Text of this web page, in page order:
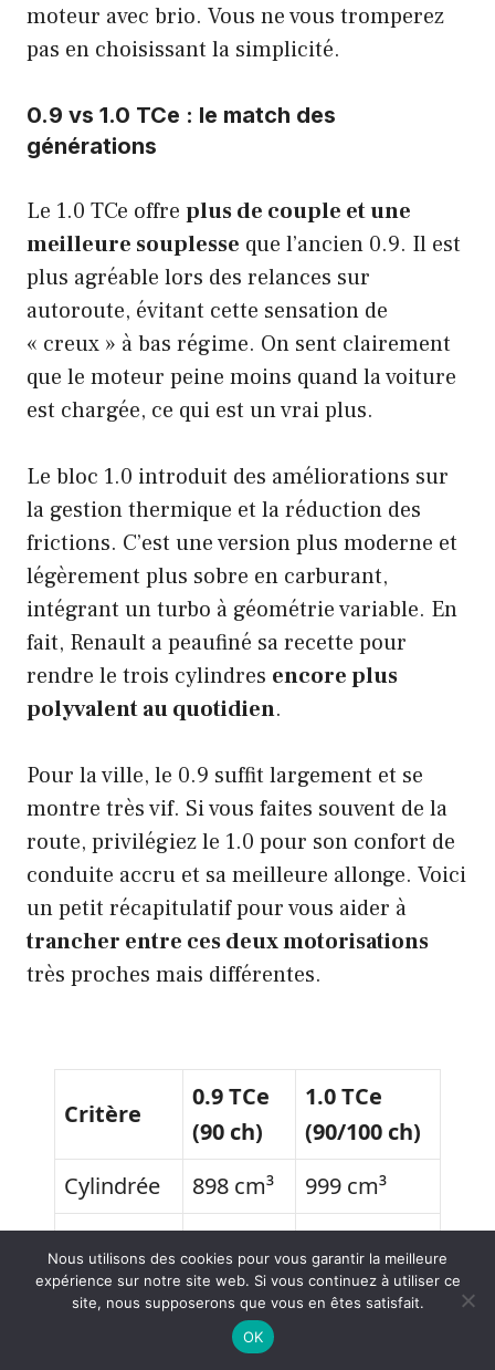
moteur avec brio. Vous ne vous tromperez
pas en choisissant la simplicité.
0.9 vs 1.0 TCe : le match des
générations
Le 1.0 TCe offre plus de couple et une
meilleure souplesse que l’ancien 0.9. Il est
plus agréable lors des relances sur
autoroute, évitant cette sensation de
« creux » à bas régime. On sent clairement
que le moteur peine moins quand la voiture
est chargée, ce qui est un vrai plus.
Le bloc 1.0 introduit des améliorations sur
la gestion thermique et la réduction des
frictions. C’est une version plus moderne et
légèrement plus sobre en carburant,
intégrant un turbo à géométrie variable. En
fait, Renault a peaufiné sa recette pour
rendre le trois cylindres encore plus
polyvalent au quotidien.
Pour la ville, le 0.9 suffit largement et se
montre très vif. Si vous faites souvent de la
route, privilégiez le 1.0 pour son confort de
conduite accru et sa meilleure allonge. Voici
un petit récapitulatif pour vous aider à
trancher entre ces deux motorisations
très proches mais différentes.
Critère
0.9 TCe
(90 ch)
1.0 TCe
(90/100 ch)
Cylindrée
898 cm³
999 cm³
Couple
moteur
135-140
Nm
160 Nm
Nous utilisons des cookies pour vous garantir la meilleure
expérience sur notre site web. Si vous continuez à utiliser ce
site, nous supposerons que vous en êtes satisfait.
OK